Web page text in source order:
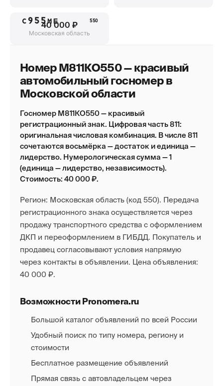
С955МЕ 550
40 000 ₽
Московская область
Номер М811КО550 — красивый
автомобильный госномер в
Московской области
Госномер М811КО550 — красивый
регистрационный знак. Цифровая часть 811:
оригинальная числовая комбинация. В числе 811
сочетаются восьмёрка — достаток и единица —
лидерство. Нумерологическая сумма — 1
(единица — лидерство, независимость).
Стоимость: 40 000 ₽.
Регион: Московская область (код 550). Передача
регистрационного знака осуществляется через
продажу транспортного средства с оформлением
ДКП и переоформлением в ГИБДД. Покупатель и
продавец согласовывают условия напрямую
через контакты в объявлении. Цена объявления:
40 000 ₽.
Возможности Pronomera.ru
Большой каталог объявлений по всей России
Удобный поиск по типу номера, региону и
стоимости
Бесплатное размещение объявлений
Прямая связь с автовладельцем через